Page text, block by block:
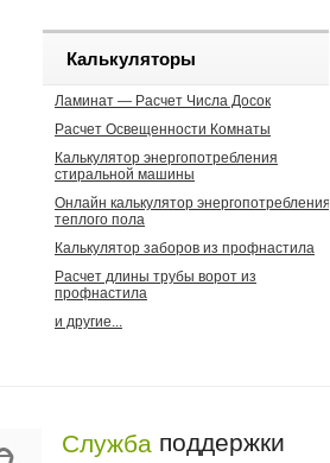
Калькуляторы
Ламинат — Расчет Числа Досок
Расчет Освещенности Комнаты
Калькулятор энергопотребления
стиральной машины
Онлайн калькулятор энергопотребления
теплого пола
Калькулятор заборов из профнастила
Расчет длины трубы ворот из
профнастила
и другие...
Служба поддержки